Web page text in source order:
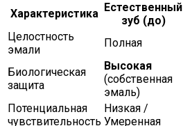
Характеристика Естественный
зуб (до)
Целостность
эмали
Полная
Биологическая
защита
Высокая
(собственная
эмаль)
Потенциальная
чувствительность
Низкая /
Умеренная